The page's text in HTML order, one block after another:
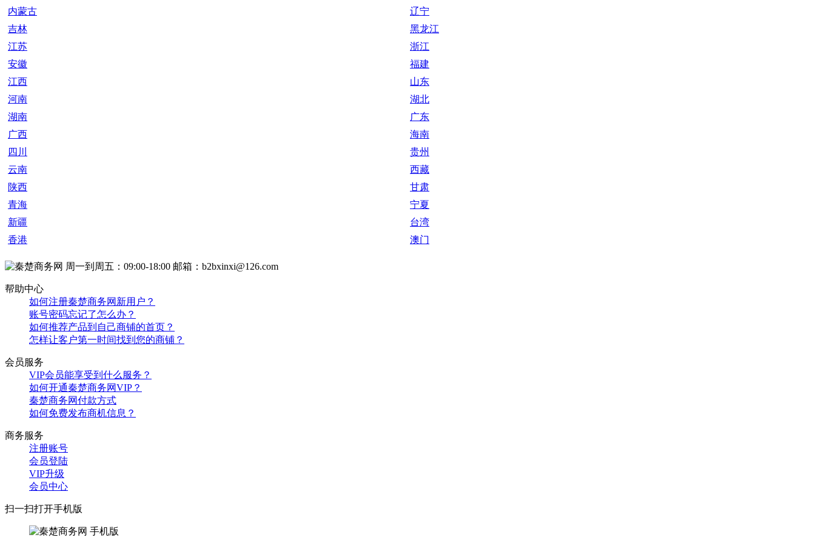
内蒙古
辽宁
吉林
黑龙江
江苏
浙江
安徽
福建
江西
山东
河南
湖北
湖南
广东
广西
海南
四川
贵州
云南
西藏
陕西
甘肃
青海
宁夏
新疆
台湾
香港
澳门
周一到周五：09:00-18:00 邮箱：b2bxinxi@126.com
帮助中心
如何注册秦楚商务网新用户？
账号密码忘记了怎么办？
如何推荐产品到自己商铺的首页？
怎样让客户第一时间找到您的商铺？
会员服务
VIP会员能享受到什么服务？
如何开通秦楚商务网VIP？
秦楚商务网付款方式
如何免费发布商机信息？
商务服务
注册账号
会员登陆
VIP升级
会员中心
扫一扫打开手机版